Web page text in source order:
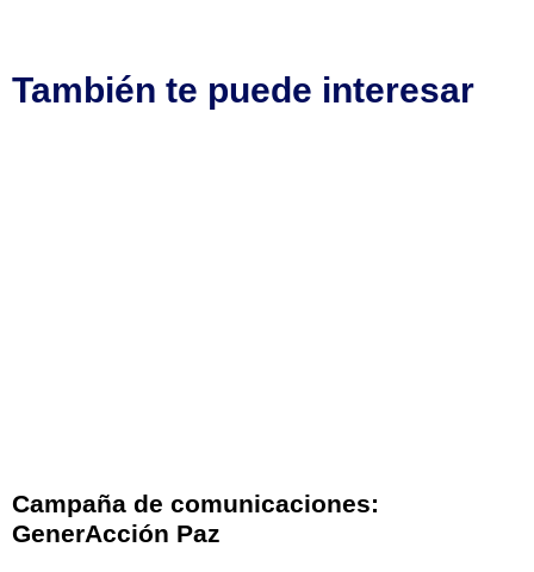
También te puede interesar
Campaña de comunicaciones:
GenerAcción Paz